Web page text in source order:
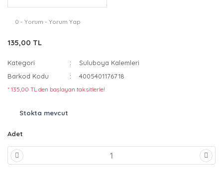
0 - Yorum - Yorum Yap
135,00 TL
Kategori
Suluboya Kalemleri
Barkod Kodu
4005401176718
* 135,00 TL den başlayan taksitlerle!
Stokta mevcut
Adet